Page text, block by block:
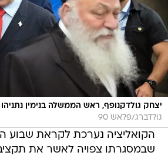
יצחק גולדקנופף, ראש הממשלה בנימין נתניהו
גולדברג/פלאש 90
הקואליציה נערכת לקראת שבוע
שבמסגרתו צפויה לאשר את